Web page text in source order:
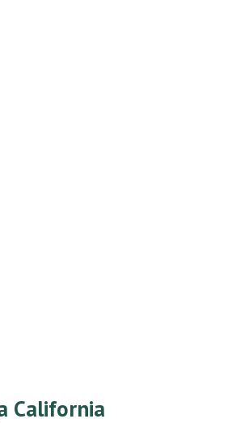
California